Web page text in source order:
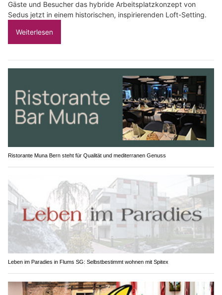
Gäste und Besucher das hybride Arbeitsplatzkonzept von
Sedus jetzt in einem historischen, inspirierenden Loft-Setting.
Weiterlesen
Ristorante Muna Bern steht für Qualität und mediterranen Genuss
Leben im Paradies in Flums SG: Selbstbestimmt wohnen mit Spitex